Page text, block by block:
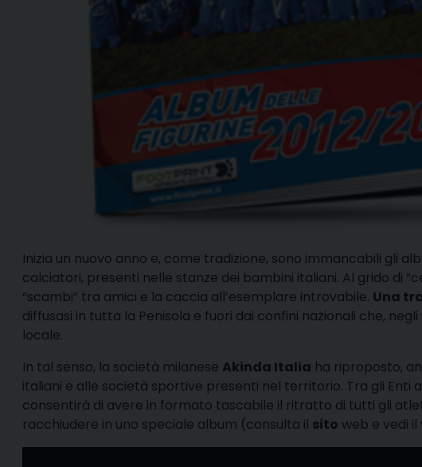
Inizia un nuovo anno e, come tradizione, sono immancabili gli
calciatori, presenti nelle stanze dei bambini italiani. Al grido di
“scambi” tra amici e la caccia all’esemplare introvabile. Una
diffusasi in tutta la Penisola e fuori dai confini nazionali che,
locale.
In tal senso, la società milanese Akinda Italia ha riproposto,
italiani e alle società sportive presenti nel territorio. Tra gli Enti
consentirà di avere in formato tascabile il ritratto di tutti gli
racchiudere in uno speciale album (consulta il sito web e vedi il